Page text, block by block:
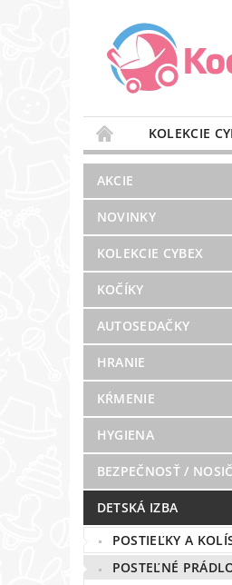
KOLEKCIE
STAROSTLIVOSŤ O
BLOG
AKCIE
NOVINKY
KOLEKCIE CYBEX
KOČÍKY
AUTOSEDAČKY
HRANIE
KŔMENIE
HYGIENA
BEZPEČNOSŤ /
DETSKÁ IZBA
POSTIEĽKY A
POSTEĽNÉ